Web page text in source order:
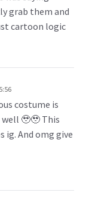
grab them and
cartoon logic
costume is
🥹🥹 This
ig. And omg give